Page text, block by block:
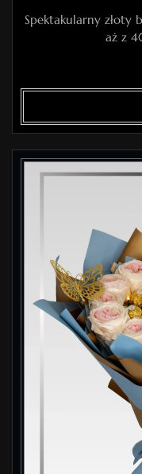
Spektakularny złoty
aż z